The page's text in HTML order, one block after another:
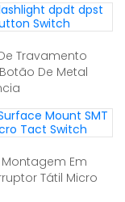
Travamento
De Metal
Montagem Em
Tátil Micro